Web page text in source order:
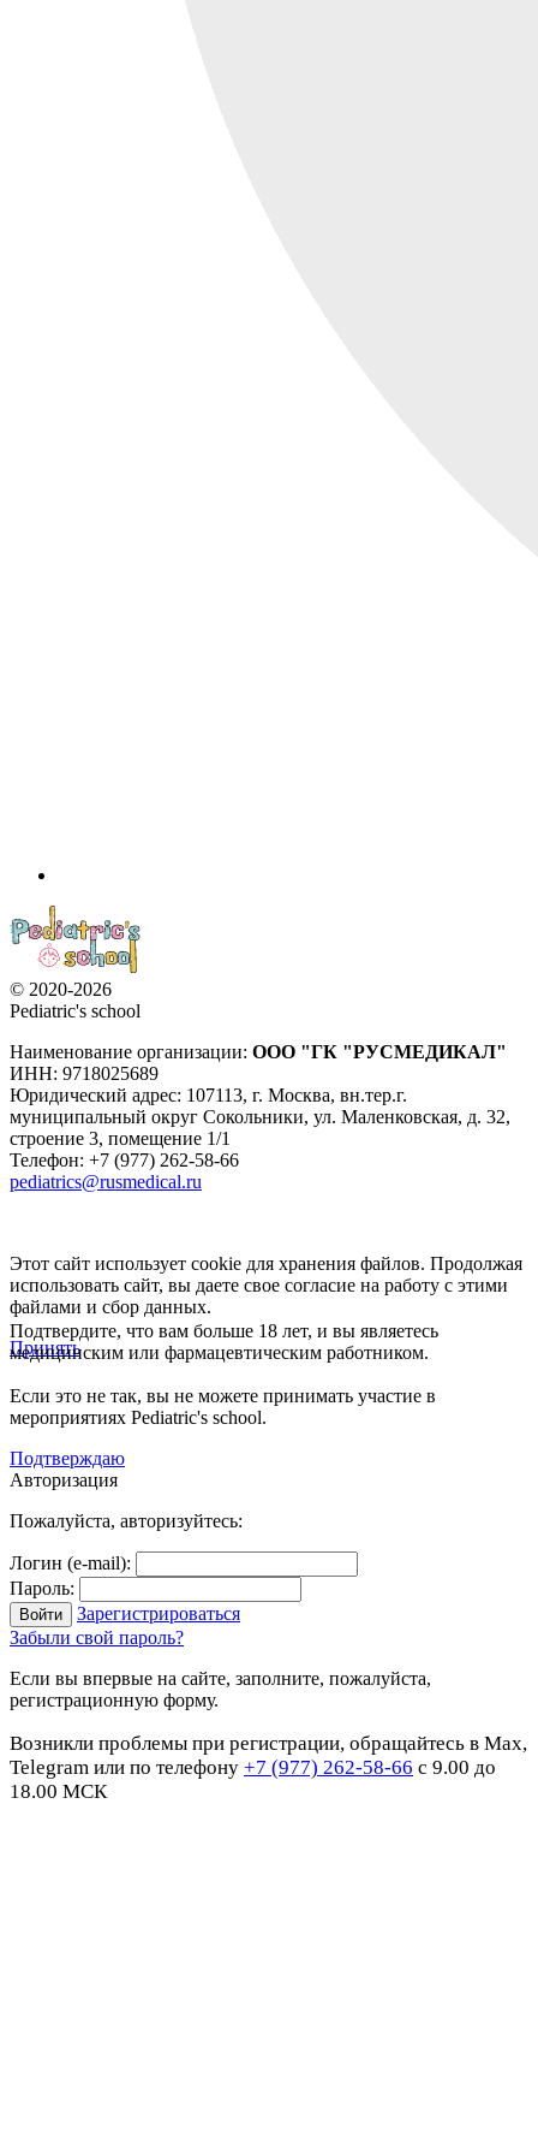
© 2020-2026
Pediatric's school
Наименование организации: ООО "ГК "РУСМЕДИКАЛ"
ИНН: 9718025689
Юридический адрес: 107113, г. Москва, вн.тер.г.
муниципальный округ Сокольники, ул. Маленковская, д. 32,
строение 3, помещение 1/1
Телефон: +7 (977) 262-58-66
pediatrics@rusmedical.ru
Этот сайт использует cookie для хранения файлов. Продолжая
использовать сайт, вы даете свое согласие на работу с этими
файлами и сбор данных.
Принять
Подтвердите, что вам больше 18 лет, и вы являетесь
медицинским или фармацевтическим работником.
Если это не так, вы не можете принимать участие в
мероприятиях Pediatric's school.
Подтверждаю
Авторизация
Пожалуйста, авторизуйтесь:
Логин (e-mail):
Пароль:
Зарегистрироваться
Забыли свой пароль?
Если вы впервые на сайте, заполните, пожалуйста,
регистрационную форму.
Возникли проблемы при регистрации, обращайтесь в Max,
Telegram или по телефону +7 (977) 262-58-66 с 9.00 до
18.00 МСК